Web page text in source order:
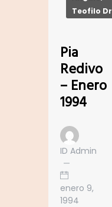
Teofilo Dr
Pia
Redivo
– Enero
1994
ID Admin
enero 9,
1994